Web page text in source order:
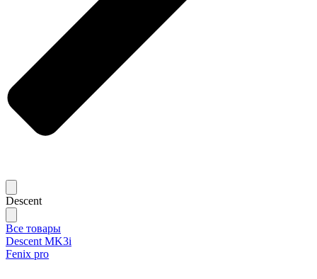
Descent
Все товары
Descent MK3i
Fenix pro